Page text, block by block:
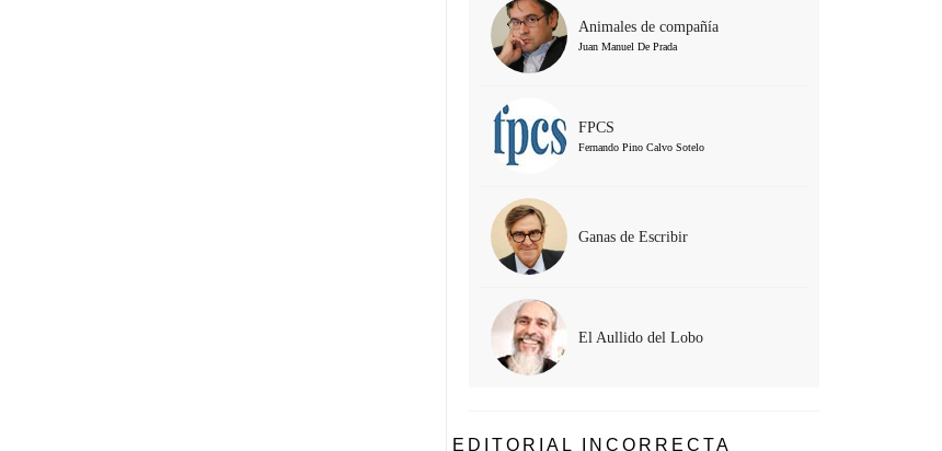
Animales de compañía
Juan Manuel De Prada
FPCS
Fernando Pino Calvo Sotelo
Ganas de Escribir
El Aullido del Lobo
EDITORIAL INCORRECTA